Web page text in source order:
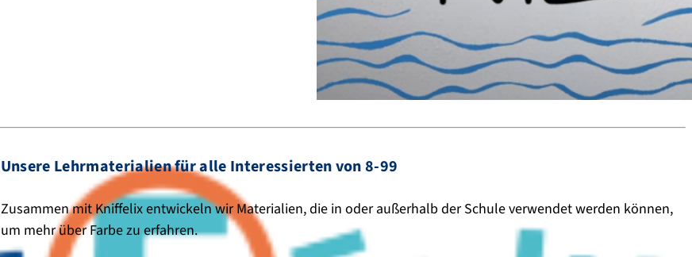
Unsere Lehrmaterialien für alle Interessierten von 8-99
Zusammen mit Kniffelix entwickeln wir Materialien, die in oder außerhalb der Schule verwendet werden können,
um mehr über Farbe zu erfahren.